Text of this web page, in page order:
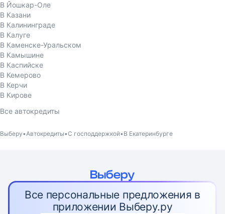
В Йошкар-Оле
В Казани
В Калининграде
В Калуге
В Каменске-Уральском
В Камышине
В Каспийске
В Кемерово
В Керчи
В Кирове
Все автокредиты
Выберу Автокредиты С господдержкой В Екатеринбурге
Все персональные предложения в
приложении Выберу.ру